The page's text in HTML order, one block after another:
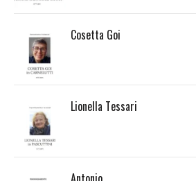
Cosetta Goi
Lionella Tessari